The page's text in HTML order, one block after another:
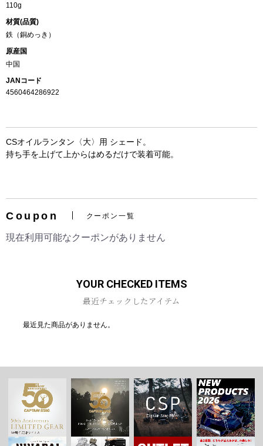
お買い物を続ける カートへ進む
110g
材質(品質)
鉄（銅めっき）
原産国
中国
JANコード
4560464286922
CSオイルランタン〈大〉用 シェード。
持ち手を上げて上からはめるだけで装着可能。
Coupon クーポン一覧
現在利用可能なクーポンがありません
YOUR CHECKED ITEMS
最近チェックしたアイテム
最近見た商品がありません。